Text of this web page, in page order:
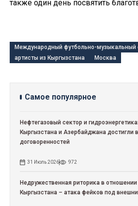
также один день посвятить
Международный футбольно-музыкальный
артисты из Кыргызстана
Москва
Самое популярное
Нефтегазовый сектор и
Кыргызстана и Азербайджана достигли
договоренностей
31 Июль 2026 972
Недружественная риторика в
Кыргызстана – атака фейков под